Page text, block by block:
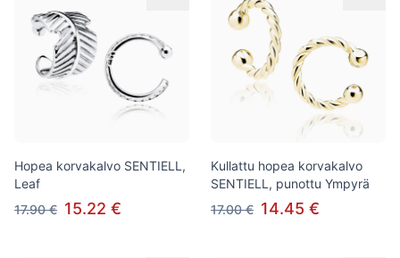
Hopea korvakalvo SENTIELL,
Leaf
17.90 € 15.22 €
Kullattu hopea korvakalvo
SENTIELL, punottu Ympyrä
17.00 € 14.45 €